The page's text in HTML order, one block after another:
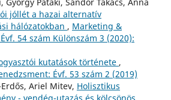
György Pataki, Sándor Takács, Anna
jóllét a hazai alternatív
hálózatokban , Marketing &
54 szám Különszám 3 (2020):
kutatások története ,
Évf. 53 szám 2 (2019)
Ariel Mitev, Holisztikus